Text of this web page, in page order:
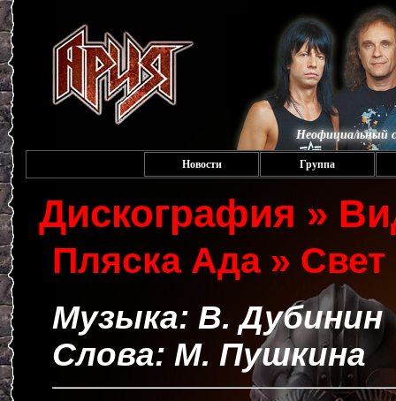
Неофициальный
Новости Группа
Дискография »
Пляска Ада »
Музыка: В. Дубинин
Слова: М. Пушкина